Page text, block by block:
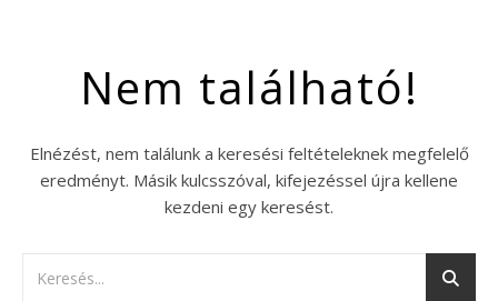
Nem található!
Elnézést, nem találunk a keresési feltételeknek megfelelő
eredményt. Másik kulcsszóval, kifejezéssel újra kellene
kezdeni egy keresést.